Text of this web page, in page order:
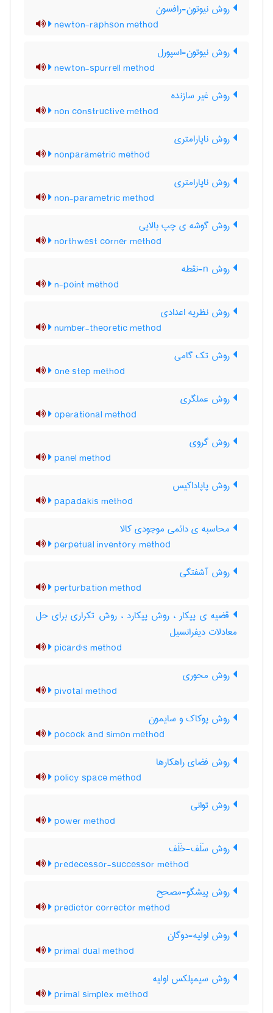
روش نیوتون-رافسون
newton-raphson method
روش نیوتون-اسپورل
newton-spurrell method
روش غیر سازنده
non constructive method
روش ناپارامتری
nonparametric method
روش ناپارامتری
non-parametric method
روش گوشه ی چپ بالایی
northwest corner method
روش n-نقطه
n-point method
روش نظریه اعدادی
number-theoretic method
روش تک گامی
one step method
روش عملگری
operational method
روش گروی
panel method
روش پاپاداکیس
papadakis method
محاسبه ی دائمی موجودی کالا
perpetual inventory method
روش آشفتگی
perturbation method
قضیه ی پیکار ، روش پیکارد ، روش تکراری برای حل
معادلات دیفرانسیل
picard's method
روش محوری
pivotal method
روش پوکاک و سایمون
pocock and simon method
روش فضای راهکارها
policy space method
روش توانی
power method
روش سَلَف-خَلَف
predecessor-successor method
روش پیشگو-مصحح
predictor corrector method
روش اولیه-دوگان
primal dual method
روش سیمپلکس اولیه
primal simplex method